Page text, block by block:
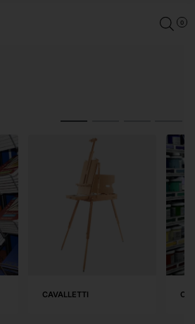
0
CAVALLETTI